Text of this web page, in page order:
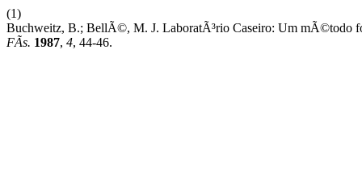
(1)
Buchweitz, B.; BellÃ©, M. J. LaboratÃ³rio Caseiro: Um mÃ©todo
FÃ­s. 1987, 4, 44-46.